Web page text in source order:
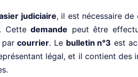
judiciaire, il est nécessaire de
. Cettedemande peut être
courrier. Le bulletin n°3 est
légal, et il contient des